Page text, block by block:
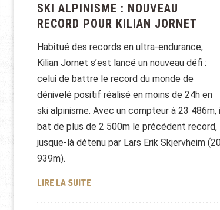
SKI-ALPINISME
SKI ALPINISME : NOUVEAU
RECORD POUR KILIAN JORNET
Habitué des records en ultra-endurance,
Kilian Jornet s’est lancé un nouveau défi :
celui de battre le record du monde de
dénivelé positif réalisé en moins de 24h en
ski alpinisme. Avec un compteur à 23 486m,
bat de plus de 2 500m le précédent record,
jusque-là détenu par Lars Erik Skjervheim
939m).
LIRE LA SUITESKI ALPINISME : NOUVEAU